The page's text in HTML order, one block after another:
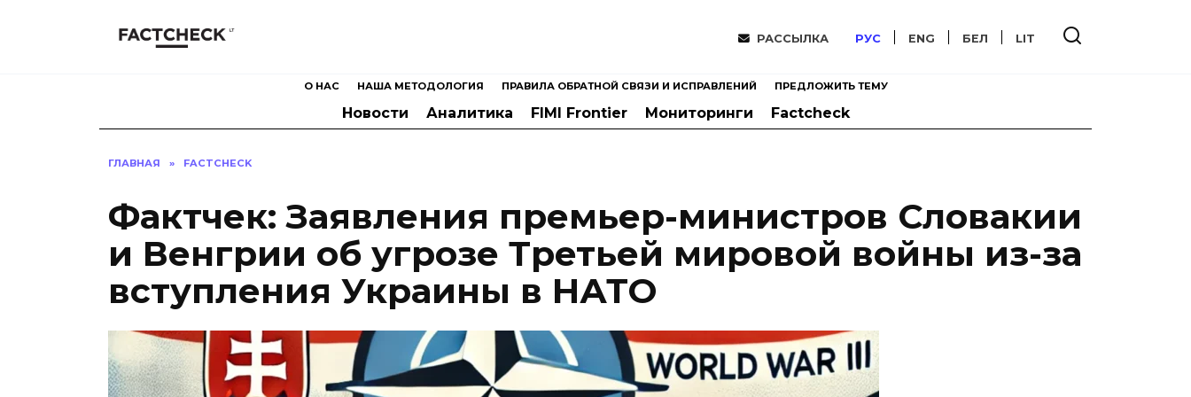
РАССЫЛКА РУС ENG БЕЛ LIT
О НАС НАША МЕТОДОЛОГИЯ ПРАВИЛА ОБРАТНОЙ СВЯЗИ И ИСПРАВЛЕНИЙ ПРЕДЛОЖИТЬ ТЕМУ
Новости Аналитика FIMI Frontier Мониторинги Factcheck
ГЛАВНАЯ » FACTCHECK
Фактчек: Заявления премьер-министров Словакии
и Венгрии об угрозе Третьей мировой войны из-за
вступления Украины в НАТО